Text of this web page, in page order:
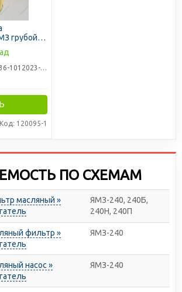
грубой
с
236-1012023-А (27-А)
Код: 120095-1
ПО СХЕМАМ
масляный »
ЯМЗ-240, 240Б,
240Н, 240П
фильтр »
ЯМЗ-240
насос »
ЯМЗ-240